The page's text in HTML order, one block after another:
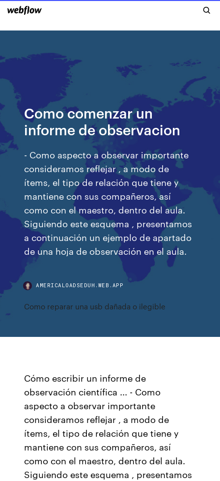
Como comenzar un
informe de observacion
- Como aspecto a observar importante
consideramos reflejar , a modo de
ítems, el tipo de relación que tiene y
mantiene con sus compañeros, así
como con el maestro, dentro del aula.
Siguiendo este esquema , presentamos
a continuación un ejemplo de apartado
de una hoja de observación en el aula.
AMERICALOADSEDUH.WEB.APP
Como reparar una usb dañada o ilegible
Cómo escribir un informe de
observación científica ... - Como
aspecto a observar importante
consideramos reflejar , a modo de
ítems, el tipo de relación que tiene y
mantiene con sus compañeros, así
como con el maestro, dentro del aula.
Siguiendo este esquema , presentamos